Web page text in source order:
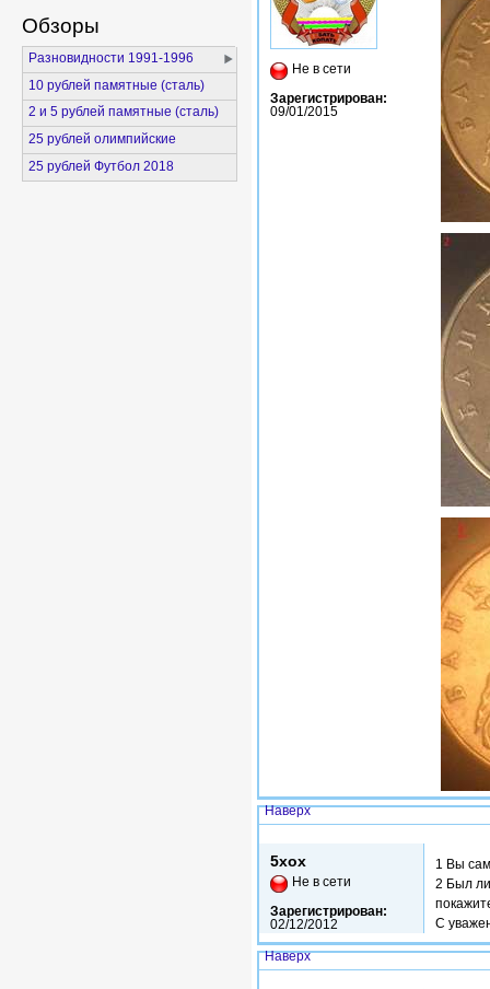
Обзоры
Разновидности 1991-1996
10 рублей памятные (сталь)
2 и 5 рублей памятные (сталь)
25 рублей олимпийские
25 рублей Футбол 2018
Не в сети
Зарегистрирован:
09/01/2015
Наверх
5xox
Не в сети
Зарегистрирован:
02/12/2012
1 Вы
2 Был
С
Наверх